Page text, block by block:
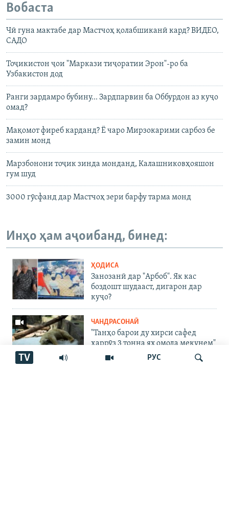
РУС
TV
Вобаста
Чӣ гуна мактабе дар Мастчоҳ қолабшиканӣ кард? ВИДЕО,
САДО
Тоҷикистон ҷои "Маркази тиҷоратии Эрон"-ро ба
Узбакистон дод
Ранги зардамро бубину... Зардпарвин ба Оббурдон аз куҷо
омад?
Мақомот фиреб карданд? Ё чаро Мирзокарими сарбоз бе
замин монд
Марзбонони тоҷик зинда монданд, Калашниковҳояшон
гум шуд
3000 гӯсфанд дар Мастчоҳ зери барфу тарма монд
Инҳо ҳам аҷоибанд, бинед:
ҲОДИСА
Занозанӣ дар "Арбоб". Як кас
боздошт шудааст, дигарон дар
куҷо?
ЧАНДРАСОНАӢ
"Танҳо барои ду хирси сафед
ҳаррӯз 3 тонна ях омода мекунем"